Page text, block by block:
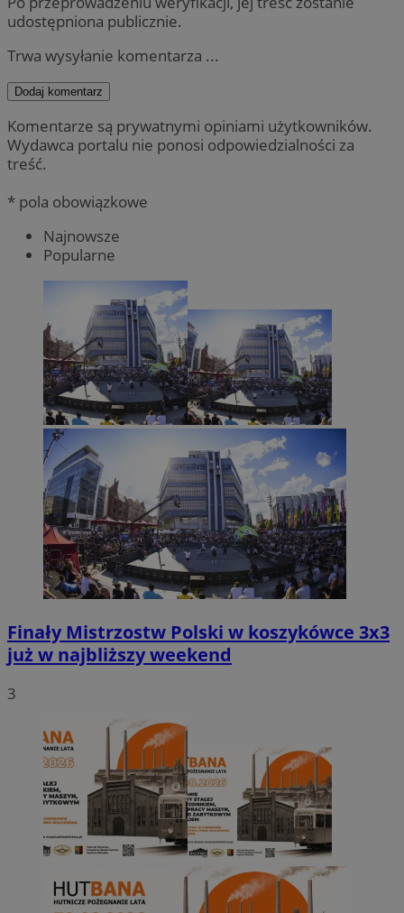
udostępniona publicznie.
Trwa wysyłanie komentarza ...
Dodaj komentarz
Komentarze są prywatnymi opiniami użytkowników.
Wydawca portalu nie ponosi odpowiedzialności za
treść.
* pola obowiązkowe
Najnowsze
Popularne
Finały Mistrzostw Polski w koszykówce 3x3
już w najbliższy weekend
3